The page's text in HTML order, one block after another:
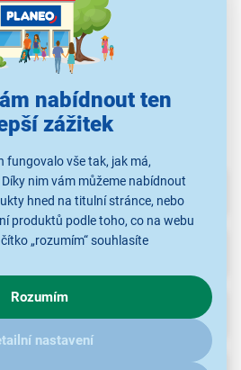
nabídnout ten
zážitek
fungovalo vše tak, jak má,
nim vám můžeme nabídnout
hned na titulní stránce, nebo
produktů podle toho, co na webu
„rozumím“ souhlasíte
cílených reklam. Pokud vás
cookies a dalšími údaji pracujeme,
Rozumím
nastavení
Lee Cooper
Parametry
Recenze